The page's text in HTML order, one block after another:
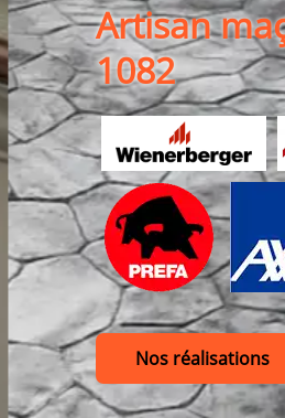
Artisan
1082
Nos réalisations